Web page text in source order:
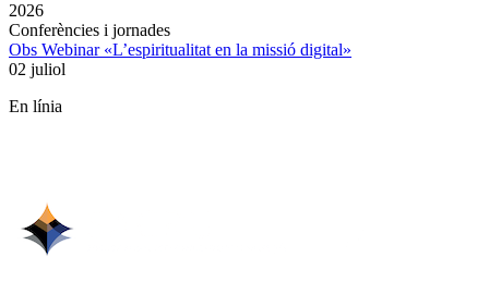
2026
Conferències i jornades
Obs Webinar «L’espiritualitat en la missió digital»
02 juliol
En línia